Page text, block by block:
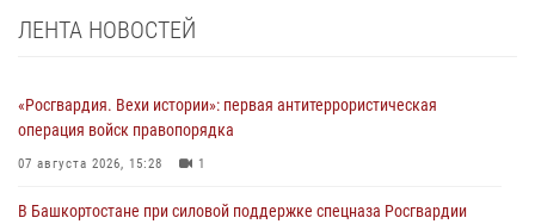
ЛЕНТА НОВОСТЕЙ
«Росгвардия. Вехи истории»: первая антитеррористическая
операция войск правопорядка
07 августа 2026, 15:28 1
В Башкортостане при силовой поддержке спецназа Росгвардии